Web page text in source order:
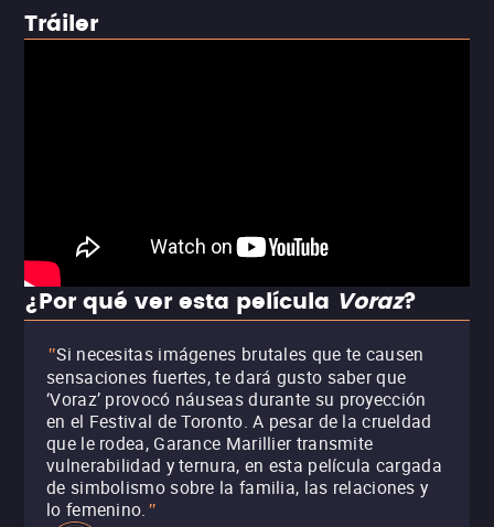
Tráiler
¿Por qué ver esta película Voraz?
"Si necesitas imágenes brutales que te causen
sensaciones fuertes, te dará gusto saber que
‘Voraz’ provocó náuseas durante su proyección
en el Festival de Toronto. A pesar de la crueldad
que le rodea, Garance Marillier transmite
vulnerabilidad y ternura, en esta película cargada
de simbolismo sobre la familia, las relaciones y
lo femenino. "